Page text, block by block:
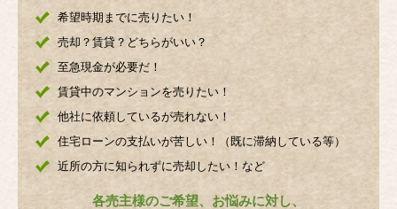
希望時期までに売りたい！
売却？賃貸？どちらがいい？
至急現金が必要だ！
賃貸中のマンションを売りたい！
他社に依頼しているが売れない！
住宅ローンの支払いが苦しい！（既に滞納している等）
近所の方に知られずに売却したい！など
各売主様のご希望、お悩みに対し、